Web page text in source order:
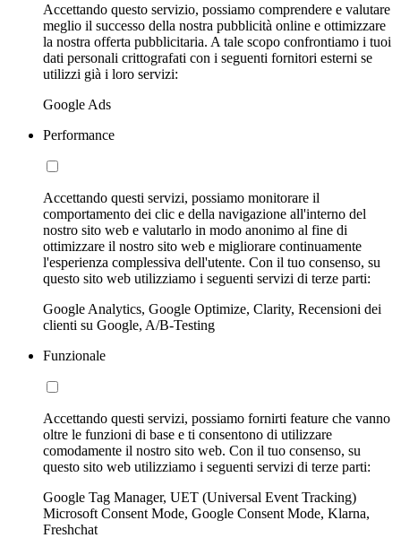
Accettando questo servizio, possiamo comprendere e valutare
meglio il successo della nostra pubblicità online e ottimizzare
la nostra offerta pubblicitaria. A tale scopo confrontiamo i tuoi
dati personali crittografati con i seguenti fornitori esterni se
utilizzi già i loro servizi:
Google Ads
Performance
Accettando questi servizi, possiamo monitorare il
comportamento dei clic e della navigazione all'interno del
nostro sito web e valutarlo in modo anonimo al fine di
ottimizzare il nostro sito web e migliorare continuamente
l'esperienza complessiva dell'utente. Con il tuo consenso, su
questo sito web utilizziamo i seguenti servizi di terze parti:
Google Analytics, Google Optimize, Clarity, Recensioni dei
clienti su Google, A/B-Testing
Funzionale
Accettando questi servizi, possiamo fornirti feature che vanno
oltre le funzioni di base e ti consentono di utilizzare
comodamente il nostro sito web. Con il tuo consenso, su
questo sito web utilizziamo i seguenti servizi di terze parti:
Google Tag Manager, UET (Universal Event Tracking)
Microsoft Consent Mode, Google Consent Mode, Klarna,
Freshchat